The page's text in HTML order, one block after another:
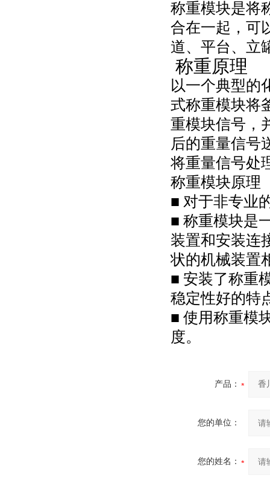
称重模块是将
合在一起，可
道、平台、立
称重原理
以一个典型的
式称重模块将
重模块信号，
后的重量信号
将重量信号处
称重模块原理
■ 对于非专业
■ 称重模块是
装置和安装连
状的机械装置
■ 安装了称重
稳定性好的特
■ 使用称重模
度。
产品：
您的单位：
您的姓名：